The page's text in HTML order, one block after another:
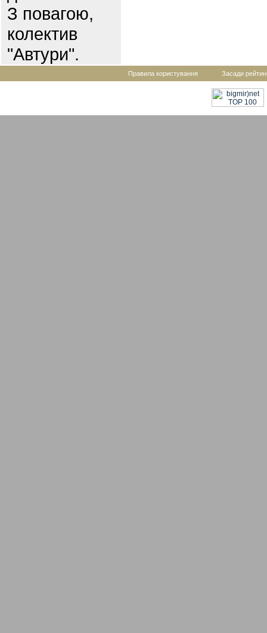
З повагою,
колектив
"Автури".
Правила користування Засади